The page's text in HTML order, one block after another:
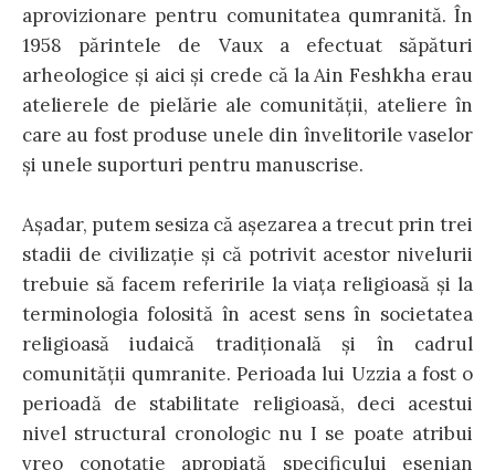
aprovizionare pentru comunitatea qumranită. În
1958 părintele de Vaux a efectuat săpături
arheologice şi aici şi crede că la Ain Feshkha erau
atelierele de pielărie ale comunităţii, ateliere în
care au fost produse unele din învelitorile vaselor
şi unele suporturi pentru manuscrise.
Aşadar, putem sesiza că aşezarea a trecut prin trei
stadii de civilizaţie şi că potrivit acestor nivelurii
trebuie să facem referirile la viaţa religioasă şi la
terminologia folosită în acest sens în societatea
religioasă iudaică tradiţională şi în cadrul
comunităţii qumranite. Perioada lui Uzzia a fost o
perioadă de stabilitate religioasă, deci acestui
nivel structural cronologic nu I se poate atribui
vreo conotaţie apropiată specificului esenian